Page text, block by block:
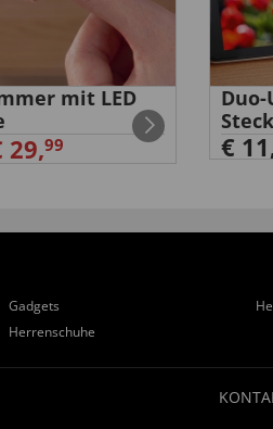
mit LED
29,99
Duo-
€
Gadgets
Herrenschuhe